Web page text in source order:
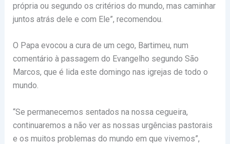
própria ou segundo os critérios do mundo, mas caminhar
juntos atrás dele e com Ele”, recomendou.
O Papa evocou a cura de um cego, Bartimeu, num
comentário à passagem do Evangelho segundo São
Marcos, que é lida este domingo nas igrejas de todo o
mundo.
“Se permanecemos sentados na nossa cegueira,
continuaremos a não ver as nossas urgências pastorais
e os muitos problemas do mundo em que vivemos”,